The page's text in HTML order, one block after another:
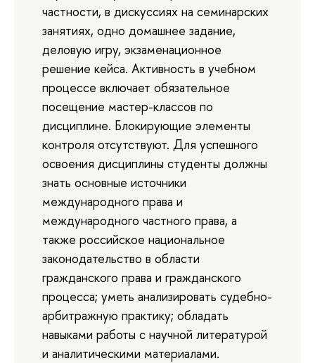
частности, в дискуссиях на семинарских
занятиях, одно домашнее задание,
деловую игру, экзаменационное
решение кейса. Активность в учебном
процессе включает обязательное
посещение мастер-классов по
дисциплине. Блокирующие элементы
контроля отсутствуют. Для успешного
освоения дисциплины студенты должны
знать основные источники
международного права и
международного частного права, а
также российское национальное
законодательство в области
гражданского права и гражданского
процесса; уметь анализировать судебно-
арбитражную практику; обладать
навыками работы с научной литературой
и аналитическими материалами.